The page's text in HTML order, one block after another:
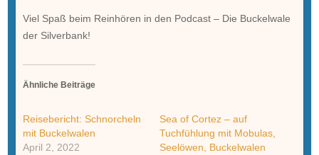
Viel Spaß beim Reinhören in den Podcast – Die Buckelwale
der Silverbank!
Ähnliche Beiträge
Reisebericht: Schnorcheln
mit Buckelwalen
April 2, 2022
Sea of Cortez – auf
Tuchfühlung mit Mobulas,
Seelöwen, Buckelwalen